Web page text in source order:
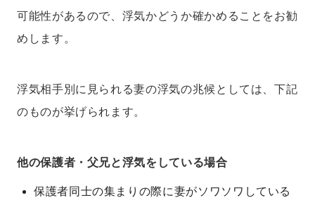
可能性があるので、浮気かどうか確かめることをお勧
めします。
浮気相手別に見られる妻の浮気の兆候としては、下記
のものが挙げられます。
他の保護者・父兄と浮気をしている場合
保護者同士の集まりの際に妻がソワソワしている